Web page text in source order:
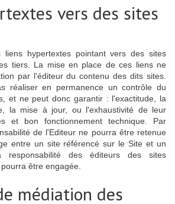
vers des sites
liens hypertextes pointant vers des sites
tiers. La mise en place de ces liens ne
par l'éditeur du contenu des dits sites.
réaliser en permanence un contrôle du
et ne peut donc garantir : l'exactitude, la
la mise à jour, ou l'exhaustivité de leur
et bon fonctionnement technique. Par
de l'Editeur ne pourra être retenue
entre un site référencé sur le Site et un
responsabilité des éditeurs des sites
être engagée.
médiation des